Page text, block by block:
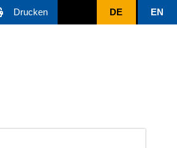
Drucken DE EN